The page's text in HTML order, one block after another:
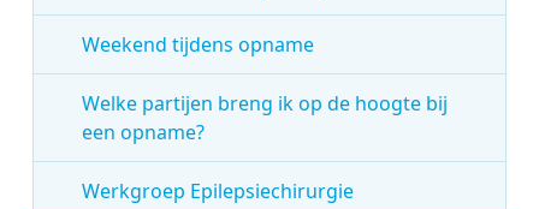
Weekend tijdens opname
Welke partijen breng ik op de hoogte bij
een opname?
Werkgroep Epilepsiechirurgie